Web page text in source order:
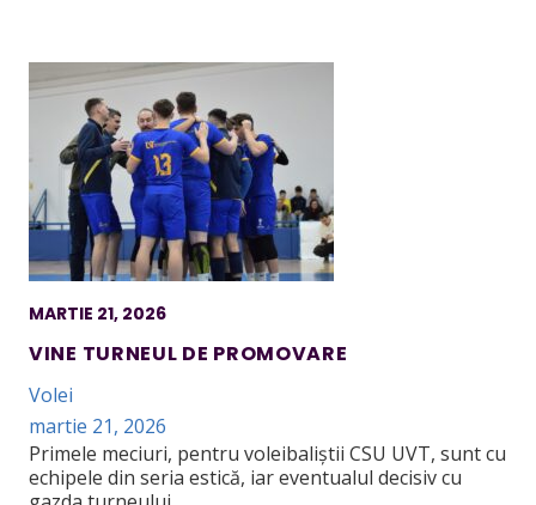
MARTIE 21, 2026
VINE TURNEUL DE PROMOVARE
Volei
martie 21, 2026
Primele meciuri, pentru voleibaliștii CSU UVT, sunt cu
echipele din seria estică, iar eventualul decisiv cu